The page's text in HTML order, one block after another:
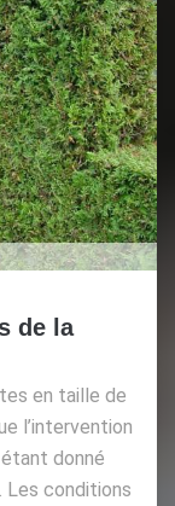
de la
en taille de
l’intervention
donné
Les conditions